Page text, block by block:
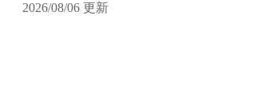
2026/08/06 更新